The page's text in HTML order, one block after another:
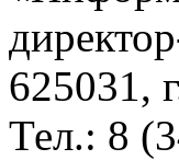
625031,
Тел.: 8